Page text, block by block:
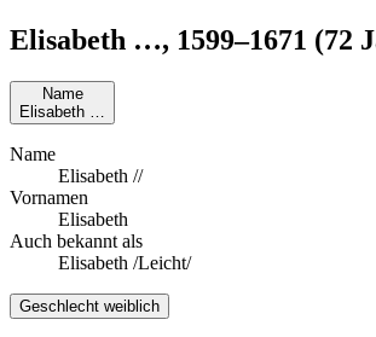
Elisabeth …, 1599–1671 (72
Name
Elisabeth
Name
Elisabeth //
Vornamen
Elisabeth
Auch bekannt als
Elisabeth /Leicht/
Geschlecht weiblich